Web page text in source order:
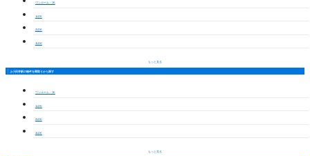
ワンルーム・1K
1LDK
2LDK
3LDK
もっと見る
上小田井駅の物件を間取りから探す
ワンルーム・1K
1LDK
2LDK
3LDK
もっと見る